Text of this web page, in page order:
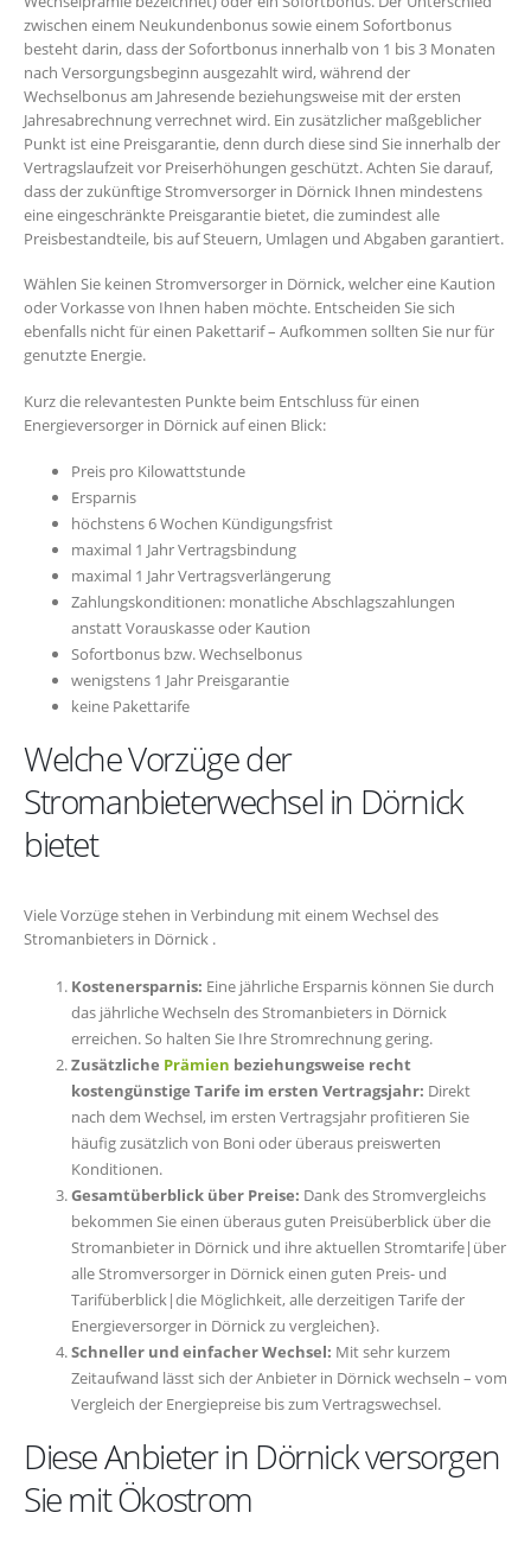
zwischen einem Neukundenbonus sowie einem Sofortbonus
besteht darin, dass der Sofortbonus innerhalb von 1 bis 3 Monaten
nach Versorgungsbeginn ausgezahlt wird, während der
Wechselbonus am Jahresende beziehungsweise mit der ersten
Jahresabrechnung verrechnet wird. Ein zusätzlicher maßgeblicher
Punkt ist eine Preisgarantie, denn durch diese sind Sie innerhalb der
Vertragslaufzeit vor Preiserhöhungen geschützt. Achten Sie darauf,
dass der zukünftige Stromversorger in Dörnick Ihnen mindestens
eine eingeschränkte Preisgarantie bietet, die zumindest alle
Preisbestandteile, bis auf Steuern, Umlagen und Abgaben garantiert.
Wählen Sie keinen Stromversorger in Dörnick, welcher eine Kaution
oder Vorkasse von Ihnen haben möchte. Entscheiden Sie sich
ebenfalls nicht für einen Pakettarif – Aufkommen sollten Sie nur für
genutzte Energie.
Kurz die relevantesten Punkte beim Entschluss für einen
Energieversorger in Dörnick auf einen Blick:
Preis pro Kilowattstunde
Ersparnis
höchstens 6 Wochen Kündigungsfrist
maximal 1 Jahr Vertragsbindung
maximal 1 Jahr Vertragsverlängerung
Zahlungskonditionen: monatliche Abschlagszahlungen
anstatt Vorauskasse oder Kaution
Sofortbonus bzw. Wechselbonus
wenigstens 1 Jahr Preisgarantie
keine Pakettarife
Welche Vorzüge der
Stromanbieterwechsel in Dörnick
bietet
Viele Vorzüge stehen in Verbindung mit einem Wechsel des
Stromanbieters in Dörnick .
Kostenersparnis: Eine jährliche Ersparnis können Sie durch
das jährliche Wechseln des Stromanbieters in Dörnick
erreichen. So halten Sie Ihre Stromrechnung gering.
Zusätzliche Prämien beziehungsweise recht
kostengünstige Tarife im ersten Vertragsjahr: Direkt
nach dem Wechsel, im ersten Vertragsjahr profitieren Sie
häufig zusätzlich von Boni oder überaus preiswerten
Konditionen.
Gesamtüberblick über Preise: Dank des Stromvergleichs
bekommen Sie einen überaus guten Preisüberblick über die
Stromanbieter in Dörnick und ihre aktuellen Stromtarife|über
alle Stromversorger in Dörnick einen guten Preis- und
Tarifüberblick|die Möglichkeit, alle derzeitigen Tarife der
Energieversorger in Dörnick zu vergleichen}.
Schneller und einfacher Wechsel: Mit sehr kurzem
Zeitaufwand lässt sich der Anbieter in Dörnick wechseln – vom
Vergleich der Energiepreise bis zum Vertragswechsel.
Diese Anbieter in Dörnick versorgen
Sie mit Ökostrom